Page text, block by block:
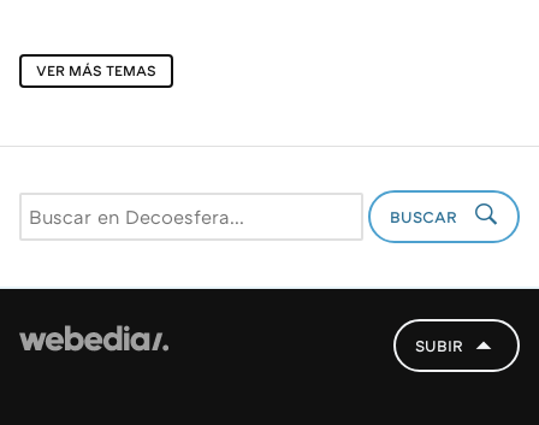
VER MÁS TEMAS
BUSCAR
SUBIR